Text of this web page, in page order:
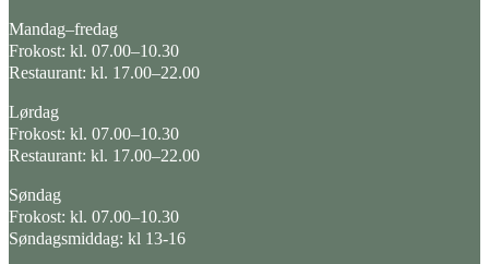
Mandag–fredag
Frokost: kl. 07.00–10.30
Restaurant: kl. 17.00–22.00
Lørdag
Frokost: kl. 07.00–10.30
Restaurant: kl. 17.00–22.00
Søndag
Frokost: kl. 07.00–10.30
Søndagsmiddag: kl 13-16